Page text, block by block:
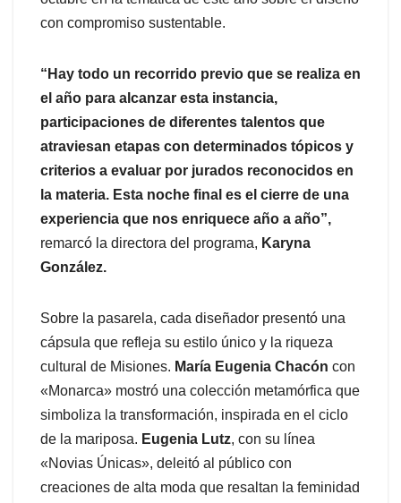
con compromiso sustentable.
“Hay todo un recorrido previo que se realiza en
el año para alcanzar esta instancia,
participaciones de diferentes talentos que
atraviesan etapas con determinados tópicos y
criterios a evaluar por jurados reconocidos en
la materia. Esta noche final es el cierre de una
experiencia que nos enriquece año a año”,
remarcó la directora del programa, Karyna
González.
Sobre la pasarela, cada diseñador presentó una
cápsula que refleja su estilo único y la riqueza
cultural de Misiones. María Eugenia Chacón con
«Monarca» mostró una colección metamórfica que
simboliza la transformación, inspirada en el ciclo
de la mariposa. Eugenia Lutz, con su línea
«Novias Únicas», deleitó al público con
creaciones de alta moda que resaltan la feminidad